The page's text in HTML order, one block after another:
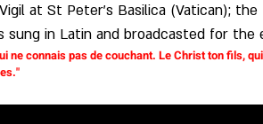
at St Peter's Basilica (Vatican);
sung in Latin and broadcasted for
connais pas de couchant. Le Christ ton fils,